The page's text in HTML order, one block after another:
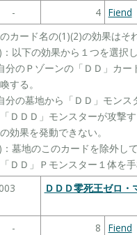
-
4 Fiend
カード名の(1)(2)の効果はそ
：以下の効果から１つを選択
分のＰゾーンの「ＤＤ」カ
する。
分の墓地から「ＤＤ」モン
ＤＤＤ」モンスターが攻撃
の効果を発動できない。
：墓地のこのカードを除外し
ＤＤ」Ｐモンスター１体を手
ＤＤＤ零死王ゼロ・
-
8 Fiend